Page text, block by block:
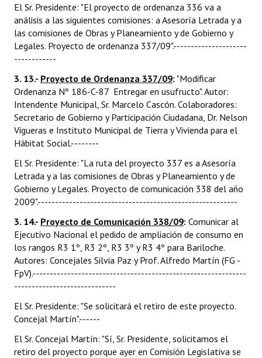
El Sr. Presidente: "El proyecto de ordenanza 336 va a
análisis a las siguientes comisiones: a Asesoría Letrada y a
las comisiones de Obras y Planeamiento y de Gobierno y
Legales. Proyecto de ordenanza 337/09".---------------------
------------
3. 13.- Proyecto de Ordenanza 337/09: "Modificar
Ordenanza Nº 186-C-87  Entregar en usufructo". Autor:
Intendente Municipal, Sr. Marcelo Cascón. Colaboradores:
Secretario de Gobierno y Participación Ciudadana, Dr. Nelson
Vigueras e Instituto Municipal de Tierra y Vivienda para el
Hábitat Social.--------
El Sr. Presidente: "La ruta del proyecto 337 es a Asesoría
Letrada y a las comisiones de Obras y Planeamiento y de
Gobierno y Legales. Proyecto de comunicación 338 del año
2009".---------------------------------------------------------
3. 14.- Proyecto de Comunicación 338/09: Comunicar al
Ejecutivo Nacional el pedido de ampliación de consumo en
los rangos R3 1º, R3 2º, R3 3º y R3 4º para Bariloche.
Autores: Concejales Silvia Paz y Prof. Alfredo Martín (FG -
FpV).-------------------------------------------------------------
-----------------------------
El Sr. Presidente: "Se solicitará el retiro de este proyecto.
Concejal Martín".------
El Sr. Concejal Martín: "Sí, Sr. Presidente, solicitamos el
retiro del proyecto porque ayer en Comisión Legislativa se